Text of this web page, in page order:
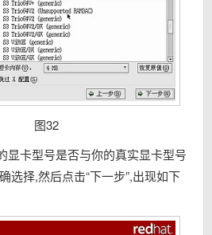
图32
显卡型号是否与你的真实显卡型号
选择,然后点击“下一步”,出现如下